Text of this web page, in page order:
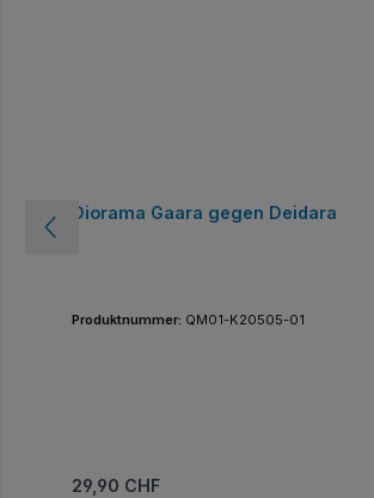
Diorama Gaara gegen Deidara
Produktnummer: QM01-K20505-01
Regulärer Preis:
29,90 CHF